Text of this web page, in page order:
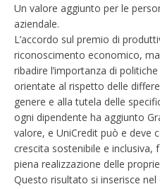
Un valore aggiunto per le
aziendale.
L’accordo sul premio di
riconoscimento economico,
ribadire l’importanza di
orientate al rispetto delle
genere e alla tutela delle
ogni dipendente ha aggiunto
valore, e UniCredit può e deve
crescita sostenibile e inclusiva,
piena realizzazione delle
Questo risultato si inserisce